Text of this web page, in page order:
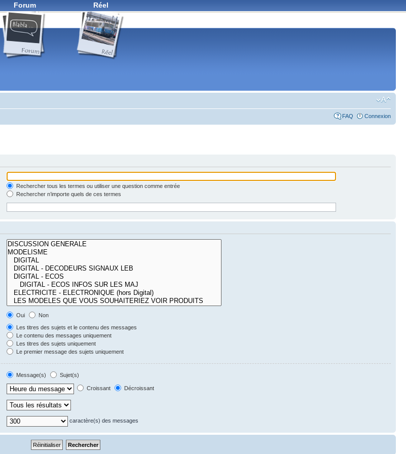
Forum Réel
FAQ Connexion
Rechercher tous les termes ou utiliser une question comme entrée
Rechercher n’importe quels de ces termes
Oui
Non
Les titres des sujets et le contenu des messages
Le contenu des messages uniquement
Les titres des sujets uniquement
Le premier message des sujets uniquement
Message(s)
Sujet(s)
Croissant Décroissant
caractère(s) des messages